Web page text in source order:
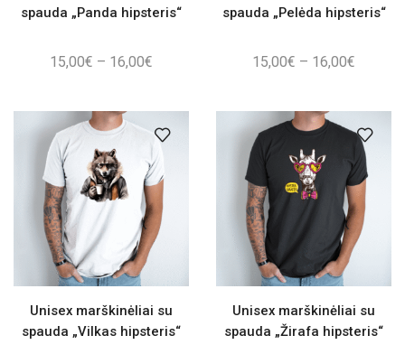
spauda „Panda hipsteris“
15,00€ – 16,00€
through
16,00€
spauda „Pelėda hipsteris“
15,00€ – 16,00€
through
16,00€
Unisex marškinėliai su
spauda „Vilkas hipsteris“
Unisex marškinėliai su
spauda „Žirafa hipsteris“